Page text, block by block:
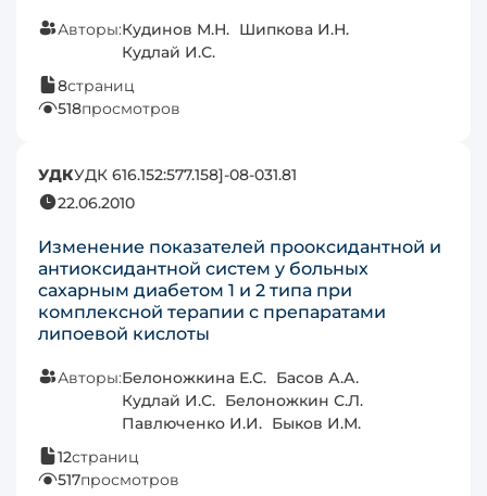
Авторы:Кудинов М.Н. Шипкова И.Н.
Кудлай И.С.
8страниц
518просмотров
УДКУДК 616.152:577.158]-08-031.81
22.06.2010
Изменение показателей прооксидантной и
антиоксидантной систем у больных
сахарным диабетом 1 и 2 типа при
комплексной терапии с препаратами
липоевой кислоты
Авторы:Белоножкина Е.С. Басов А.А.
Кудлай И.С. Белоножкин С.Л.
Павлюченко И.И. Быков И.М.
12страниц
517просмотров